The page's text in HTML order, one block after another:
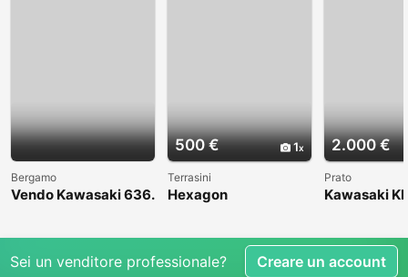
Bergamo
Vendo Kawasaki 636.
500 € 1
Terrasini
Hexagon
2.000 €
Prato
Kawasaki
Sei un venditore professionale? Creare un account